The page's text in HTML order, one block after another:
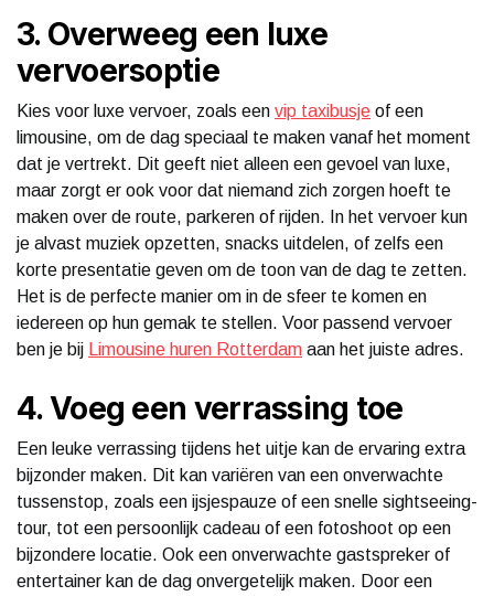
3. Overweeg een luxe
vervoersoptie
Kies voor luxe vervoer, zoals een vip taxibusje of een
limousine, om de dag speciaal te maken vanaf het moment
dat je vertrekt. Dit geeft niet alleen een gevoel van luxe,
maar zorgt er ook voor dat niemand zich zorgen hoeft te
maken over de route, parkeren of rijden. In het vervoer kun
je alvast muziek opzetten, snacks uitdelen, of zelfs een
korte presentatie geven om de toon van de dag te zetten.
Het is de perfecte manier om in de sfeer te komen en
iedereen op hun gemak te stellen. Voor passend vervoer
ben je bij
Limousine huren Rotterdam aan het juiste adres.
4. Voeg een verrassing toe
Een leuke verrassing tijdens het uitje kan de ervaring extra
bijzonder maken. Dit kan variëren van een onverwachte
tussenstop, zoals een ijsjespauze of een snelle sightseeing-
tour, tot een persoonlijk cadeau of een fotoshoot op een
bijzondere locatie. Ook een onverwachte gastspreker of
entertainer kan de dag onvergetelijk maken. Door een